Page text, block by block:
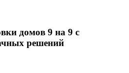
домов 9 на 9 с
решений